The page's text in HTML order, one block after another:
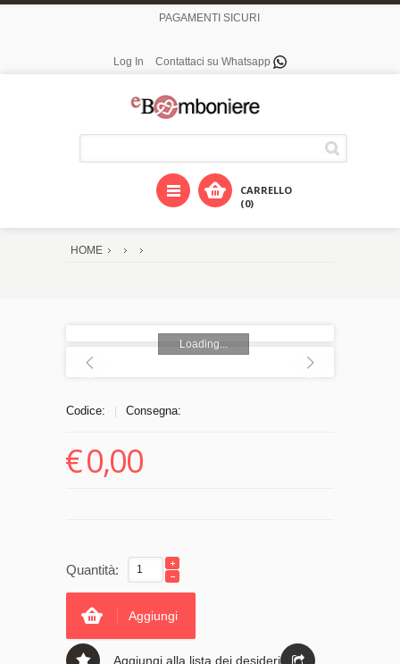
PAGAMENTI SICURI
Log In Contattaci su Whatsapp
CARRELLO
(0)
HOME
Loading...
Codice: Consegna:
€0,00
Quantità:
Aggiungi
Aggiungi alla lista dei desideri